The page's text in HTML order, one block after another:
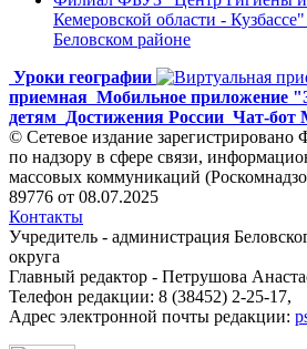
Кемеровской области -
Беловском районе
Уроки географии
приемная Мобильное приложение
детям Достижения России Чат-бот
© Сетевое издание зарегистрировано
по надзору в сфере связи,
массовых коммуникаций
89776 от 08.07.2025
Контакты
Учредитель - администрация
округа
Главный редактор - Петрушова
Телефон редакции: 8 (38452) 2-25-17,
Адрес электронной почты редакции: